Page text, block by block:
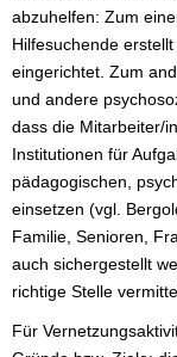
abzuhelfen: Zum
Hilfesuchende
eingerichtet. Zum
und andere
dass die Mitarbeiter/
Institutionen für
pädagogischen,
einsetzen (vgl.
Familie, Senioren,
auch sichergestellt
richtige Stelle
Für